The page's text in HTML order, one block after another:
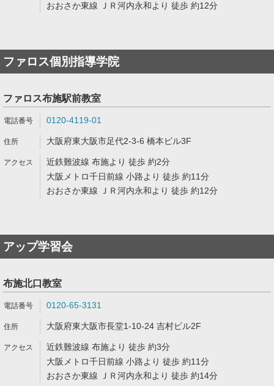
おおさか東線 ＪＲ河内永和より 徒歩 約12分
ファロス個別指導学院
ファロス布施駅前教室
0120-4119-01
大阪府東大阪市足代2-3-6 橋本ビル3F
近鉄難波線 布施より 徒歩 約2分
大阪メトロ千日前線 小路より 徒歩 約11分
おおさか東線 ＪＲ河内永和より 徒歩 約12分
アップ学習会
布施北口教室
0120-65-3131
大阪府東大阪市長堂1-10-24 吉村ビル2F
近鉄難波線 布施より 徒歩 約3分
大阪メトロ千日前線 小路より 徒歩 約11分
おおさか東線 ＪＲ河内永和より 徒歩 約14分